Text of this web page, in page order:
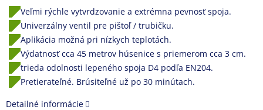
Veľmi rýchle vytvrdzovanie a extrémna pevnosť spoja.
Univerzálny ventil pre pištoľ / trubičku.
Aplikácia možná pri nízkych teplotách.
Výdatnosť cca 45 metrov húsenice s priemerom cca 3 cm.
trieda odolnosti lepeného spoja D4 podľa EN204.
Pretierateľné. Brúsiteľné už po 30 minútach.
Detailné informácie